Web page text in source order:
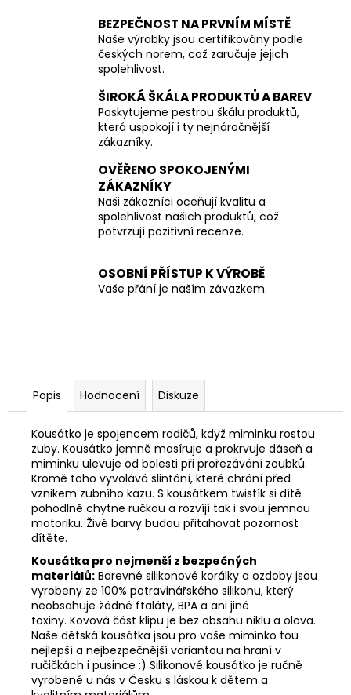
BEZPEČNOST NA PRVNÍM MÍSTĚ
Naše výrobky jsou certifikovány podle
českých norem, což zaručuje jejich
spolehlivost.
ŠIROKÁ ŠKÁLA PRODUKTŮ A BAREV
Poskytujeme pestrou škálu produktů,
která uspokojí i ty nejnáročnější
zákazníky.
OVĚŘENO SPOKOJENÝMI
ZÁKAZNÍKY
Naši zákazníci oceňují kvalitu a
spolehlivost našich produktů, což
potvrzují pozitivní recenze.
OSOBNÍ PŘÍSTUP K VÝROBĚ
Vaše přání je naším závazkem.
Popis Hodnocení Diskuze
Kousátko je spojencem rodičů, když miminku rostou
zuby. Kousátko jemně masíruje a prokrvuje dáseň a
miminku ulevuje od bolesti při prořezávání zoubků.
Kromě toho vyvolává slintání, které chrání před
vznikem zubního kazu. S kousátkem twistík si dítě
pohodlně chytne ručkou a rozvíjí tak i svou jemnou
motoriku. Živé barvy budou přitahovat pozornost
dítěte.
Kousátka pro nejmenší z bezpečných
materiálů: Barevné silikonové korálky a ozdoby jsou
vyrobeny ze 100% potravinářského silikonu, který
neobsahuje žádné ftaláty, BPA a ani jiné
toxiny. Kovová část klipu je bez obsahu niklu a olova.
Naše dětská kousátka jsou pro vaše miminko tou
nejlepší a nejbezpečnější variantou na hraní v
ručičkách i pusince :) Silikonové kousátko je ručně
vyrobené u nás v Česku s láskou k dětem a